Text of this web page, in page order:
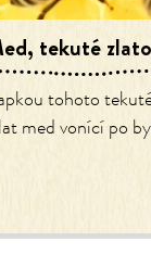
tekuté zlato
tohoto
med vonící po